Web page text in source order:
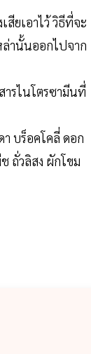
ยเอาไว้ วิธีที่จะ
ล่านั้นออกไปจาก
ารไนโตรซามีนที่
บร็อคโคลี่ ดอก
ถั่วลิสง ผักโขม